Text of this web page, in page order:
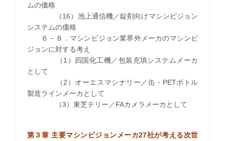
ムの価格
（16）池上通信機／錠剤向けマシンビジョン
システムの価格
６－８．マシンビジョン業界外メーカのマシンビ
ジョンに対する考え
（1）四国化工機／包装充填システムメーカ
として
（2）オーエスマシナリー／缶・PETボトル
製造ラインメーカとして
（3）東芝テリー／FAカメラメーカとして
第３章 主要マシンビジョンメーカ27社が考える次世